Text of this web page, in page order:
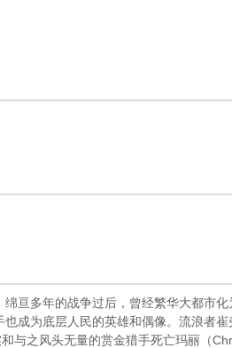
亘多年的战争过后，曾经繁华大都市
成为底层人民的英雄和偶像。流浪者
与之风头无量的赏金猎手死亡玛丽（